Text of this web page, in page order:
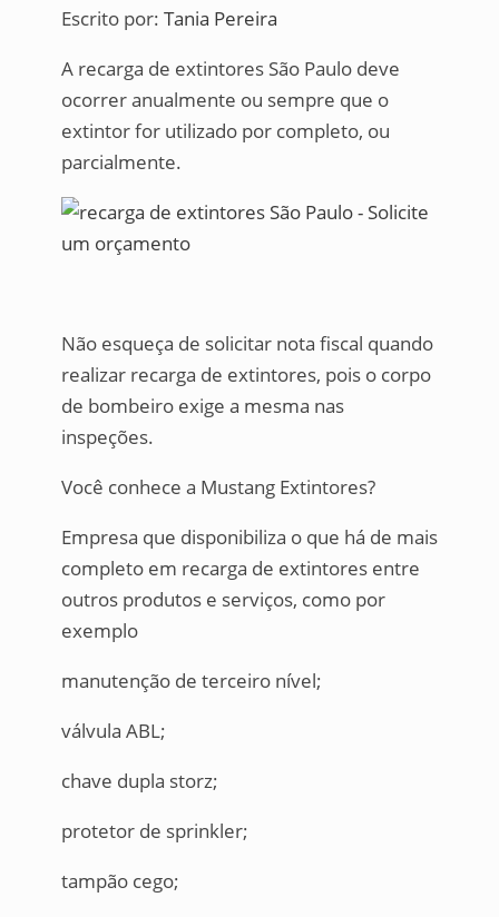
Escrito por: Tania Pereira
A recarga de extintores São Paulo deve
ocorrer anualmente ou sempre que o
extintor for utilizado por completo, ou
parcialmente.
Não esqueça de solicitar nota fiscal quando
realizar recarga de extintores, pois o corpo
de bombeiro exige a mesma nas
inspeções.
Você conhece a Mustang Extintores?
Empresa que disponibiliza o que há de mais
completo em recarga de extintores entre
outros produtos e serviços, como por
exemplo
manutenção de terceiro nível;
válvula ABL;
chave dupla storz;
protetor de sprinkler;
tampão cego;